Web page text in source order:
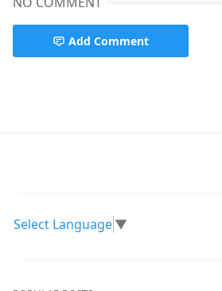
Add Comment
Select Language▼